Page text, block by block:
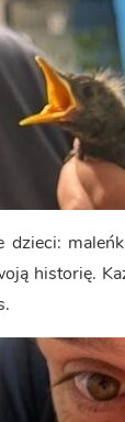
dzieci:
historię.